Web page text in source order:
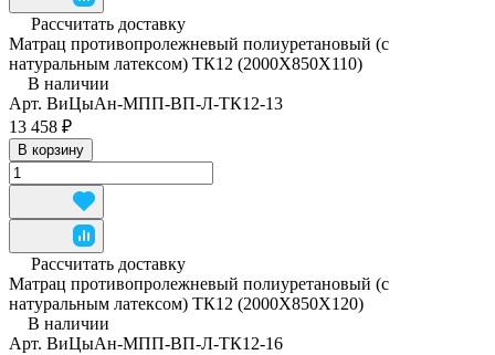
Рассчитать доставку
Матрац противопролежневый полиуретановый (с
натуральным латексом) ТК12 (2000Х850Х110)
В наличии
Арт. ВиЦыАн-МПП-ВП-Л-ТК12-13
13 458 ₽
В корзину
Рассчитать доставку
Матрац противопролежневый полиуретановый (с
натуральным латексом) ТК12 (2000Х850Х120)
В наличии
Арт. ВиЦыАн-МПП-ВП-Л-ТК12-16